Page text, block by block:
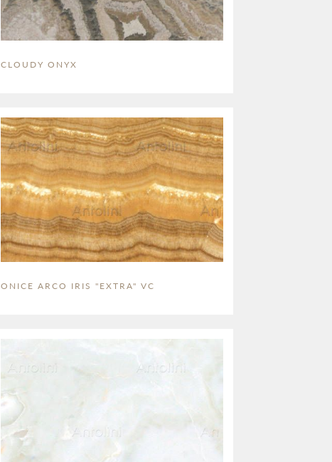
CLOUDY ONYX
ONICE ARCO IRIS "EXTRA" VC